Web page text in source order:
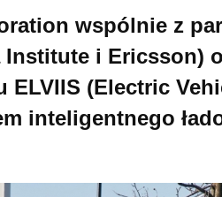
wspólnie z
Institute i Ericsson)
ELVIIS (Electric
inteligentnego